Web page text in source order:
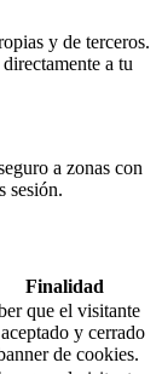
y de terceros.
a tu
a zonas con
sesión.
Finalidad
que el visitante
y cerrado
de cookies.